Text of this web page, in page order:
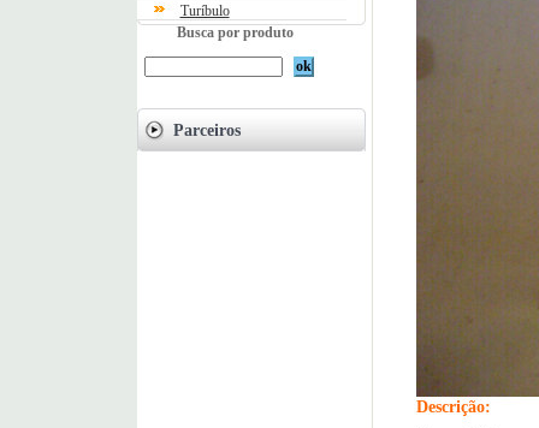
Turíbulo
Busca por produto
Parceiros
Descrição: